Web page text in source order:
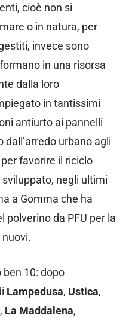
cioè non si
o in natura, per
invece sono
in una risorsa
dalla loro
in tantissimi
antiurto ai pannelli
urbano agli
favorire il riciclo
negli ultimi
a Gomma che ha
polverino da PFU per la
ben 10: dopo
Lampedusa, Ustica,
, La Maddalena,